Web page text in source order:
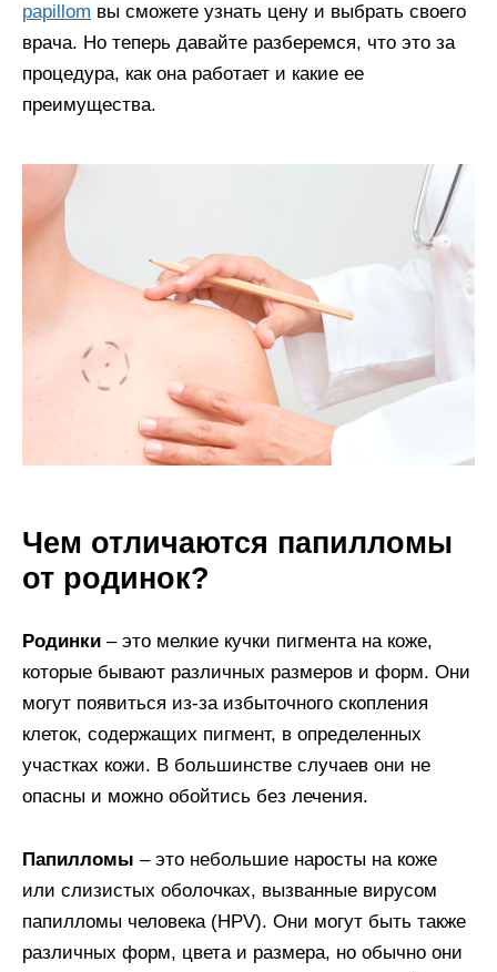
papillom вы сможете узнать цену и выбрать своего
врача. Но теперь давайте разберемся, что это за
процедура, как она работает и какие ее
преимущества.
Чем отличаются папилломы
от родинок?
Родинки – это мелкие кучки пигмента на коже,
которые бывают различных размеров и форм. Они
могут появиться из-за избыточного скопления
клеток, содержащих пигмент, в определенных
участках кожи. В большинстве случаев они не
опасны и можно обойтись без лечения.
Папилломы – это небольшие наросты на коже
или слизистых оболочках, вызванные вирусом
папилломы человека (HPV). Они могут быть также
различных форм, цвета и размера, но обычно они